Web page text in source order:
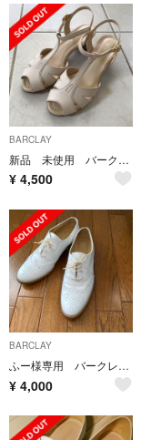
BARCLAY
新品 未使用 バークレー サンダル 23.5 本革 ベージュ パンプス
¥ 4,500
BARCLAY
ふー様専用 バークレー BARCLAY オックスフォードシューズ ホワイト
¥ 4,000